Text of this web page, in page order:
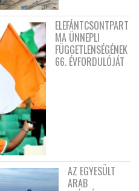
ELEFÁNTCSONTPART
MA ÜNNEPLI
FÜGGETLENSÉGÉNEK
66. ÉVFORDULÓJÁT
AZ EGYESÜLT
ARAB